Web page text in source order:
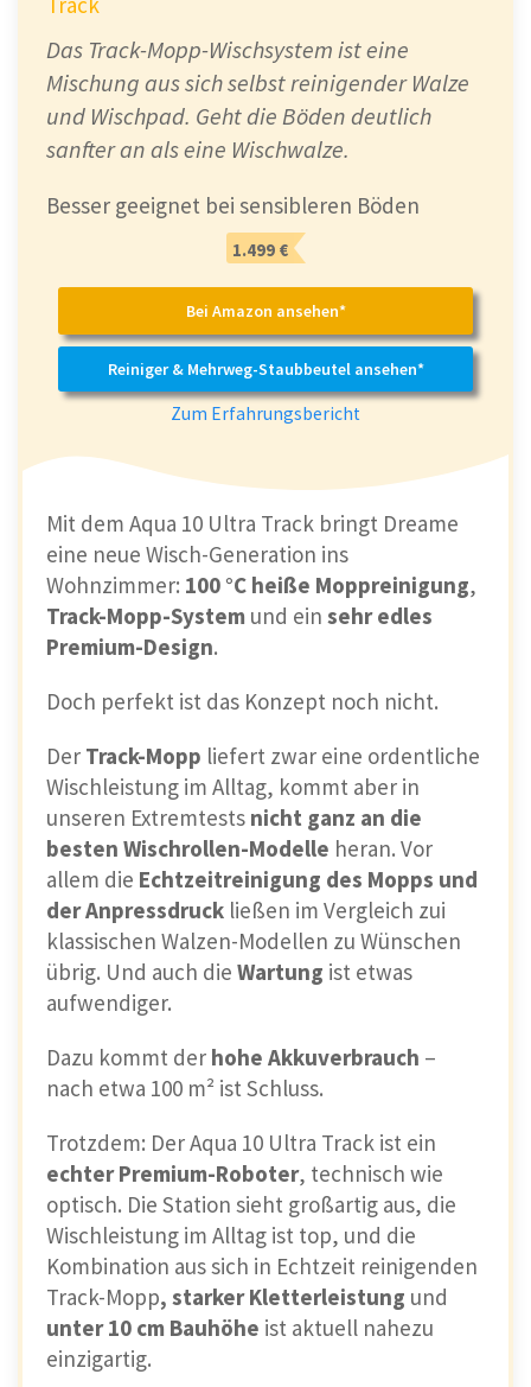
Das Track-Mopp-Wischsystem ist eine
Mischung aus sich selbst reinigender Walze
und Wischpad. Geht die Böden deutlich
sanfter an als eine Wischwalze.
Besser geeignet bei sensibleren Böden
1.499 €
Bei Amazon ansehen*
Reiniger & Mehrweg-Staubbeutel ansehen*
Zum Erfahrungsbericht
Mit dem Aqua 10 Ultra Track bringt Dreame
eine neue Wisch-Generation ins
Wohnzimmer: 100 °C heiße Moppreinigung,
Track-Mopp-System und ein sehr edles
Premium-Design.
Doch perfekt ist das Konzept noch nicht.
Der Track-Mopp liefert zwar eine ordentliche
Wischleistung im Alltag, kommt aber in
unseren Extremtests nicht ganz an die
besten Wischrollen-Modelle heran. Vor
allem die Echtzeitreinigung des Mopps und
der Anpressdruck ließen im Vergleich zui
klassischen Walzen-Modellen zu Wünschen
übrig. Und auch die Wartung ist etwas
aufwendiger.
Dazu kommt der hohe Akkuverbrauch –
nach etwa 100 m² ist Schluss.
Trotzdem: Der Aqua 10 Ultra Track ist ein
echter Premium-Roboter, technisch wie
optisch. Die Station sieht großartig aus, die
Wischleistung im Alltag ist top, und die
Kombination aus sich in Echtzeit reinigenden
Track-Mopp, starker Kletterleistung und
unter 10 cm Bauhöhe ist aktuell nahezu
einzigartig.